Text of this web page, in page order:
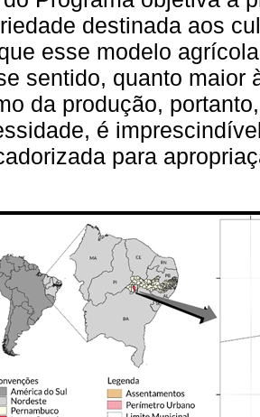
destinada aos
esse modelo
sentido, quanto maior
da produção,
é
para